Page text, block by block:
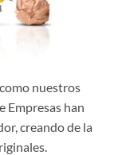
nuestros
Empresas han
creando de la